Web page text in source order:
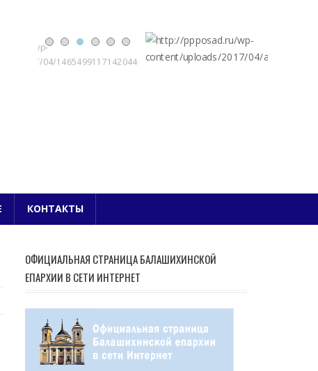
БЛАГОЧИНИЕ
КОНТАКТЫ
ОФИЦИАЛЬНАЯ СТРАНИЦА БАЛАШИХИНСКОЙ
ЕПАРХИИ В СЕТИ ИНТЕРНЕТ